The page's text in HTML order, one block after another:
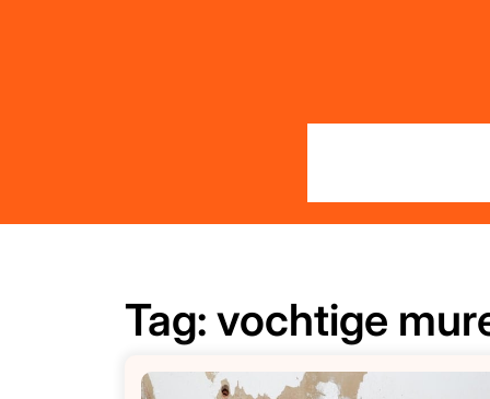
Tag: vochtige